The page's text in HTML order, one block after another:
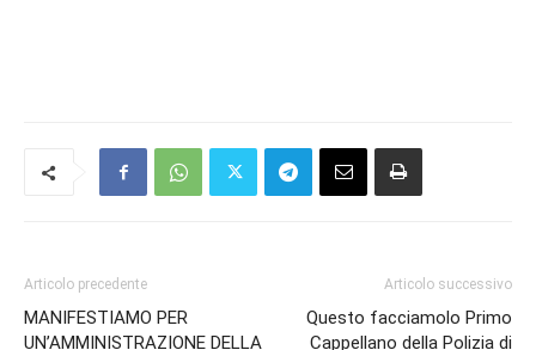
Articolo precedente
MANIFESTIAMO PER
UN’AMMINISTRAZIONE DELLA
Articolo successivo
Questo facciamolo Primo
Cappellano della Polizia di